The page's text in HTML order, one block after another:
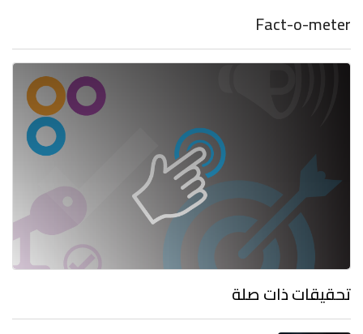
Fact-o-meter
تحقيقات ذات صلة